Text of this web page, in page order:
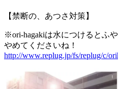
【禁断の、あつさ対策】
※ori-hagakiは水につけるとふ
やめてくださいね！
http://www.replug.jp/fs/replug/c/